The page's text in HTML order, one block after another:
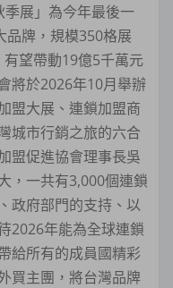
季展」為今年最後一
品牌，規模350格展
望帶動19億5千萬元
將於2026年10月舉辦
盟大展、連鎖加盟商
城市行銷之旅的六合
盟促進協會理事長吳
，一共有3,000個連鎖
政府部門的支持、以
2026年能為全球連鎖
給所有的成員國精彩
買主團，將台灣品牌